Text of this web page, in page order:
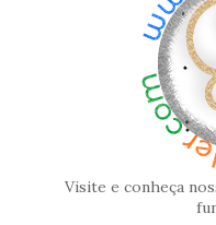
Visite e conheça